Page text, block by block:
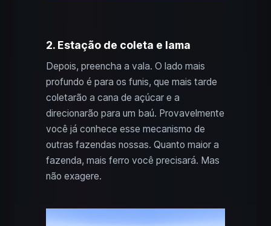
2. Estação de coleta e lama
Depois, preencha a vala. O lado mais
profundo é para os funis, que mais tarde
coletarão a cana de açúcar e a
direcionarão para um baú. Provavelmente
você já conhece esse mecanismo de
outras fazendas nossas. Quanto maior a
fazenda, mais ferro você precisará. Mas
não exagere.